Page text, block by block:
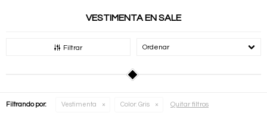
VESTIMENTA EN SALE
Filtrar Recomendados
Filtrando por: Vestimenta Color: Gris Quitar filtros